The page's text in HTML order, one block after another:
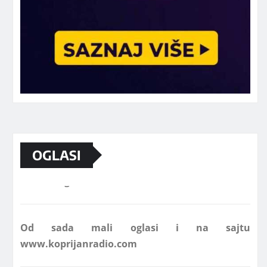
OGLASI
Marketing telefon 062 463 002
www.koprijanradio.com